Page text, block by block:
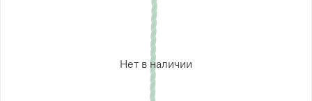
Нет в наличии